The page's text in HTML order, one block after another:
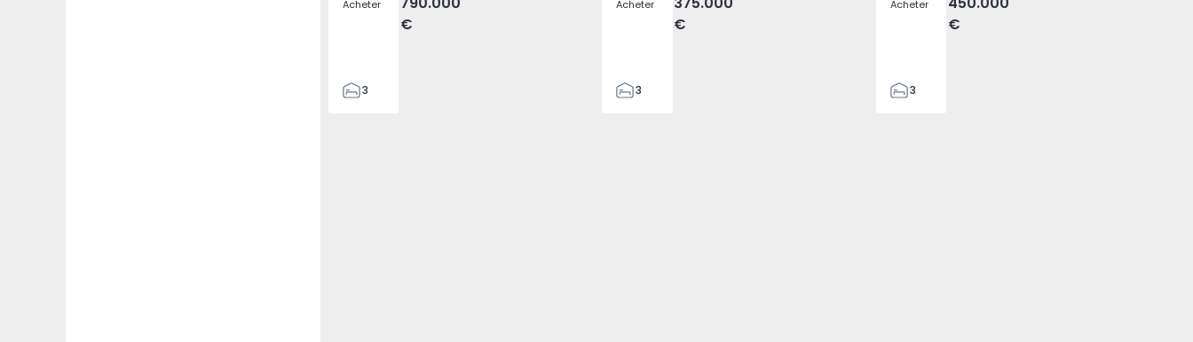
Acheter
€
3
Acheter
€
3
Acheter
€
3